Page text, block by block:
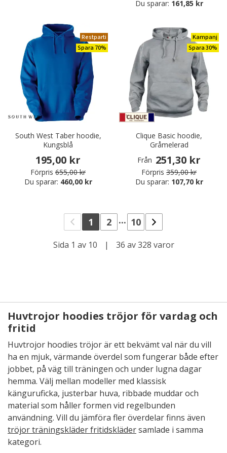
Du sparar: 161,85 kr
Restparti
Spara 70%
South West Taber hoodie,
Kungsblå
195,00 kr
Förpris 655,00 kr
Du sparar: 460,00 kr
Kampanj
Spara 30%
Clique Basic hoodie,
Gråmelerad
Från 251,30 kr
Förpris 359,00 kr
Du sparar: 107,70 kr
1 2 ... 10
Sida 1 av 10 | 36 av 328 varor
Huvtrojor hoodies tröjor för vardag och
fritid
Huvtrojor hoodies tröjor är ett bekvämt val när du vill
ha en mjuk, värmande överdel som fungerar både efter
jobbet, på väg till träningen och under lugna dagar
hemma. Välj mellan modeller med klassisk
känguruficka, justerbar huva, ribbade muddar och
material som håller formen vid regelbunden
användning. Vill du jämföra fler överdelar finns även
tröjor träningskläder fritidsklädersamlade i samma
kategori.